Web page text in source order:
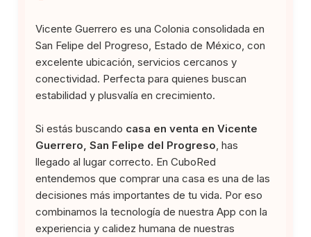
Vicente Guerrero es una Colonia consolidada en
San Felipe del Progreso, Estado de México, con
excelente ubicación, servicios cercanos y
conectividad. Perfecta para quienes buscan
estabilidad y plusvalía en crecimiento.
Si estás buscando casa en venta en Vicente
Guerrero, San Felipe del Progreso , has
llegado al lugar correcto. En CuboRed
entendemos que comprar una casa es una de las
decisiones más importantes de tu vida. Por eso
combinamos la tecnología de nuestra App con la
experiencia y calidez humana de nuestras